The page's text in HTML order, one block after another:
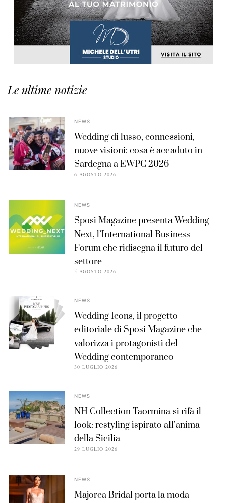
Le ultime notizie
NEWS
Wedding di lusso, connessioni,
nuove visioni: cosa è accaduto in
Sardegna a EWPC 2026
6 AGOSTO 2026
NEWS
Sposi Magazine presenta Wedding
Next, l’International Business
Forum che ridisegna il futuro del
settore
5 AGOSTO 2026
NEWS
Wedding Icons, il progetto
editoriale di Sposi Magazine che
valorizza i protagonisti del
Wedding contemporaneo
30 LUGLIO 2026
NEWS
NH Collection Taormina si rifà il
look: restyling ispirato all’anima
della Sicilia
29 LUGLIO 2026
NEWS
Majorca Bridal porta la moda